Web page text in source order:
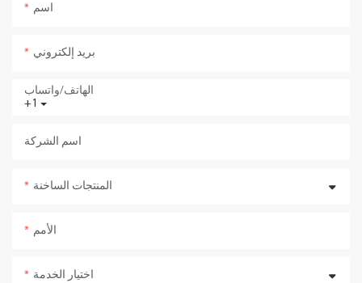
اسم
بريد إلكتروني
+1
الهاتف/واتساب
اسم الشركة
المنتجات الساخنة
الأمم
اختيار الخدمة